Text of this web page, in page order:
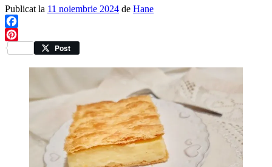
Publicat la 11 noiembrie 2024 de Hane
Facebook
Pinterest
Post